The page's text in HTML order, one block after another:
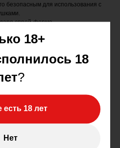
18+
18
?
есть 18 лет
Нет
безопасным для использования с
спрей-форме.
вам длительное и насыщенное
осуществляется за
головки полового члена; перед
полового члена; эффект наступает